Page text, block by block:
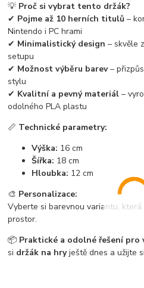
💡 Proč si vybrat tento držák?
✔ Pojme až 10 herních titulů –
Nintendo i PC hrami
✔ Minimalistický design – skvěle
setupu
✔ Možnost výběru barev–
stylu
✔ Kvalitní a pevný materiál –
odolného PLA plastu
📏 Technické parametry:
Výška: 16 cm
Šířka: 18 cm
Hloubka: 12 cm
🎨 Personalizace:
Vyberte si barevnou variantu,
prostor.
📦 Praktické a odolné řešení pro
si držák na hryještě dnes a užijte